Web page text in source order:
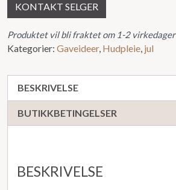
KONTAKT SELGER
Produktet vil bli fraktet om 1-2 virkedager
Kategorier: Gaveideer, Hudpleie, jul
BESKRIVELSE
BUTIKKBETINGELSER
BESKRIVELSE